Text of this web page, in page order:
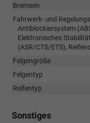
Bremsen
Fahrwerk- und
Antiblockiersystem
Elektronisches
(ASR/CTS/ETS),
Felgengröße
Felgentyp
Reifentyp
Sonstiges